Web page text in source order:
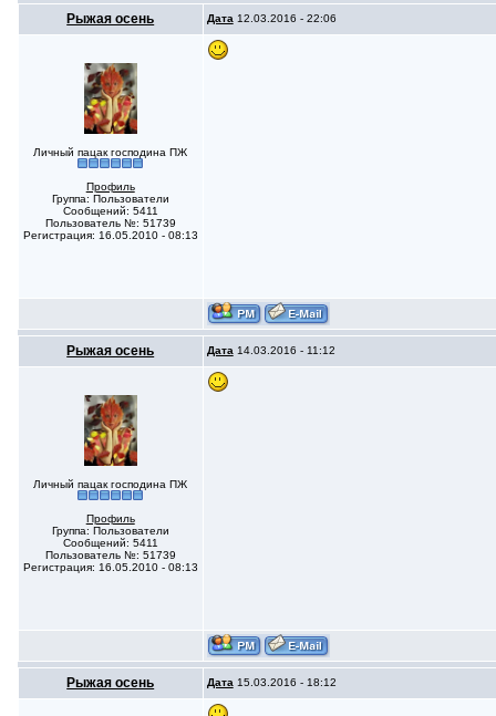
Рыжая осень Дата 12.03.2016 - 22:06
Личный пацак господина ПЖ
Профиль
Группа: Пользователи
Сообщений: 5411
Пользователь №: 51739
Регистрация: 16.05.2010 - 08:13
Рыжая осень Дата 14.03.2016 - 11:12
Личный пацак господина ПЖ
Профиль
Группа: Пользователи
Сообщений: 5411
Пользователь №: 51739
Регистрация: 16.05.2010 - 08:13
Рыжая осень Дата 15.03.2016 - 18:12